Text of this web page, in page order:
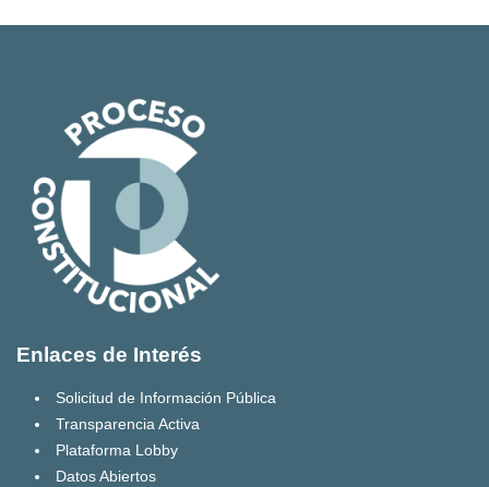
Enlaces de Interés
Solicitud de Información Pública
Transparencia Activa
Plataforma Lobby
Datos Abiertos